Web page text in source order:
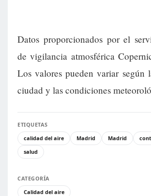
Datos proporcionados por el
de vigilancia atmosférica
Los valores pueden variar según
ciudad y las condiciones
ETIQUETAS
calidad del aire
Madrid Madrid
salud
CATEGORÍA
Calidad del aire